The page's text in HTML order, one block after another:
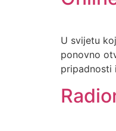
U svijetu
ponovno
pripadnosti